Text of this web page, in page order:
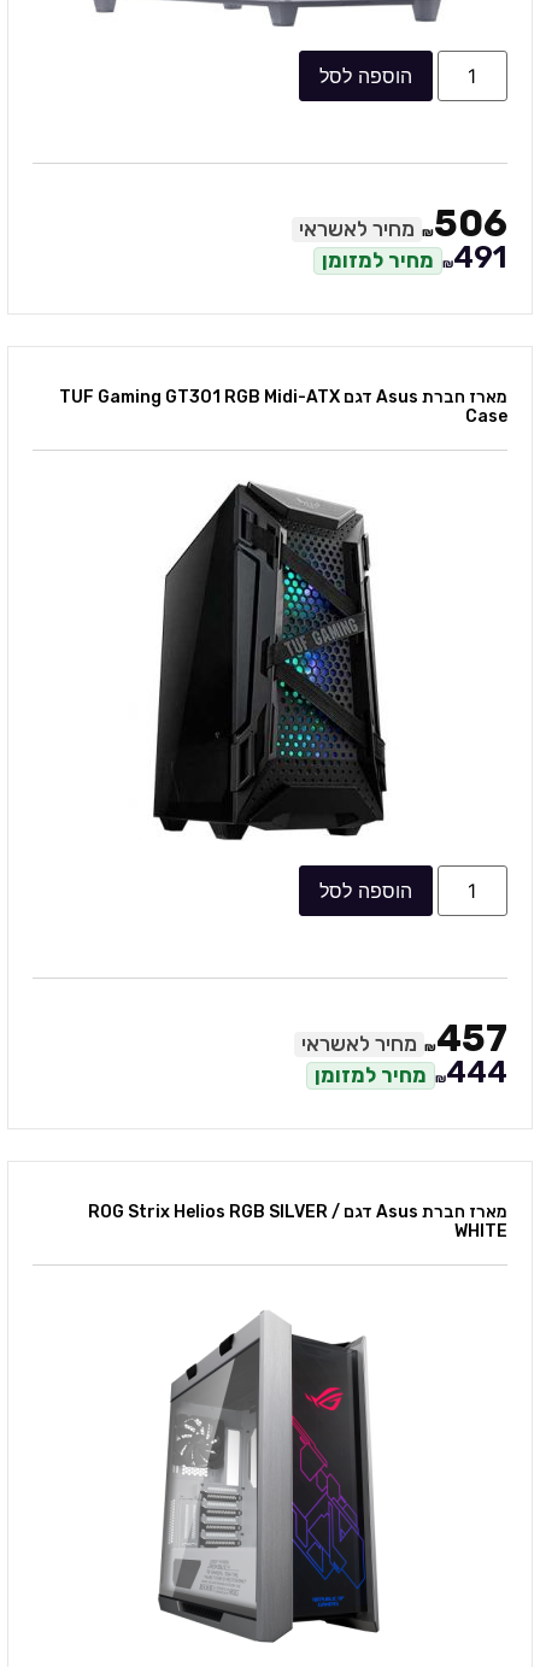
הוספה לסל
₪506 מחיר לאשראי
₪491 מחיר למזומן
מארז חברת Asus דגם TUF Gaming GT301 RGB Midi-ATX
Case
הוספה לסל
₪457 מחיר לאשראי
₪444 מחיר למזומן
מארז חברת Asus דגם ROG Strix Helios RGB SILVER /
WHITE